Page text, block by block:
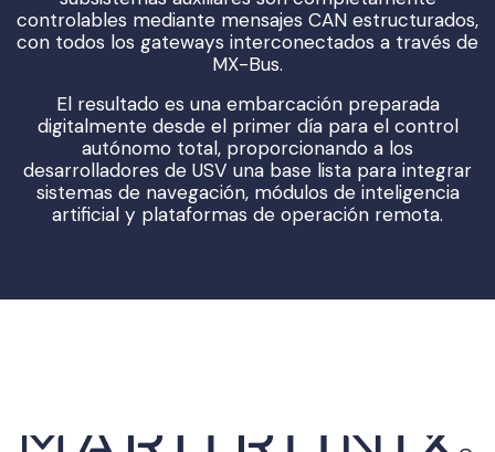
controlables mediante mensajes CAN estructurados,
con todos los gateways interconectados a través de
MX-Bus.
El resultado es una embarcación preparada
digitalmente desde el primer día para el control
autónomo total, proporcionando a los
desarrolladores de USV una base lista para integrar
sistemas de navegación, módulos de inteligencia
artificial y plataformas de operación remota.